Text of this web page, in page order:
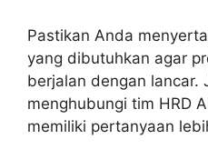
Pastikan Anda
yang dibutuhkan agar
berjalan dengan lancar.
menghubungi tim HRD
memiliki pertanyaan